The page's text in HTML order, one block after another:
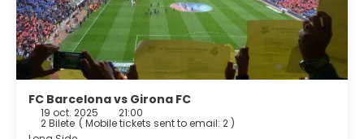
FC Barcelona vs Girona FC
19 oct. 2025 21:00
2 Bilete ( Mobile tickets sent to email: 2 )